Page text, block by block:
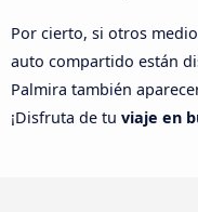
Por cierto, si otros
auto compartido están
Palmira también
¡Disfruta de tu viaje en